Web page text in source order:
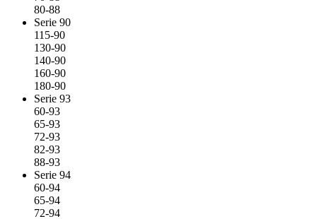
80-88
Serie 90
115-90
130-90
140-90
160-90
180-90
Serie 93
60-93
65-93
72-93
82-93
88-93
Serie 94
60-94
65-94
72-94